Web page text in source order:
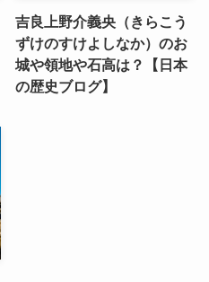
吉良上野介義央（きらこう
ずけのすけよしなか）のお
城や領地や石高は？【日本
の歴史ブログ】